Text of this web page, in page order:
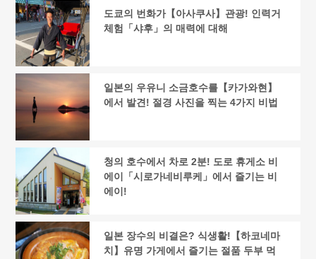
도쿄의 번화가【아사쿠사】관광! 인력거
체험「샤후」의 매력에 대해
일본의 우유니 소금호수를【카가와현】
에서 발견! 절경 사진을 찍는 4가지 비법
청의 호수에서 차로 2분! 도로 휴게소 비
에이「시로가네비루케」에서 즐기는 비
에이!
일본 장수의 비결은? 식생활!【하코네마
치】유명 가게에서 즐기는 절품 두부 먹